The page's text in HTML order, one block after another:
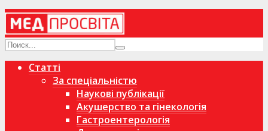
Статті
За спеціальністю
Наукові публікації
Акушерство та гінекологія
Гастроентерологія